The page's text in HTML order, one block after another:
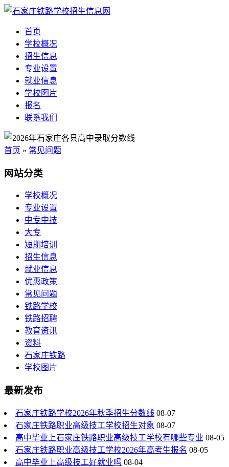
首页
学校概况
招生信息
专业设置
就业信息
学校图片
报名
联系我们
首页 » 常见问题
网站分类
学校概况
专业设置
中专中技
大专
短期培训
招生信息
就业信息
优惠政策
常见问题
铁路学校
铁路招聘
教育资讯
资料
石家庄铁路
学校图片
最新发布
石家庄铁路学校2026年秋季招生分数线 08-07
石家庄铁路职业高级技工学校招生对象 08-07
高中毕业上石家庄铁路职业高级技工学校有哪些专业 08-05
石家庄铁路职业高级技工学校2026年高考生报名 08-05
高中毕业上高级技工好就业吗 08-04